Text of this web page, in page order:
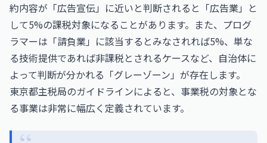
約内容が「広告宣伝」に近いと判断されると「広告業」と
して5%の課税対象になることがあります。また、プログ
ラマーは「請負業」に該当するとみなされれば5%、単な
る技術提供であれば非課税とされるケースなど、自治体に
よって判断が分かれる「グレーゾーン」が存在します。
東京都主税局のガイドラインによると、事業税の対象とな
る事業は非常に幅広く定義されています。